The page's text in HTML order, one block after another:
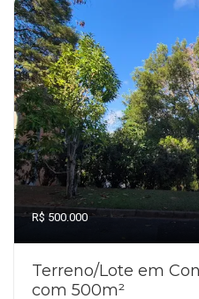
R$ 500.000
Terreno/Lote em
com 500m²